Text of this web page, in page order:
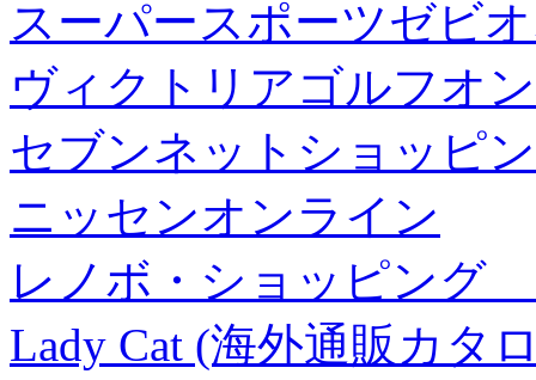
スーパースポーツゼビ
ヴィクトリアゴルフオ
セブンネットショッピ
ニッセンオンライン
レノボ・ショッピング
Lady Cat (海外通販カタ